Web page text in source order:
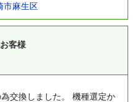
市麻生区
客様
交換しました。
機種選定か